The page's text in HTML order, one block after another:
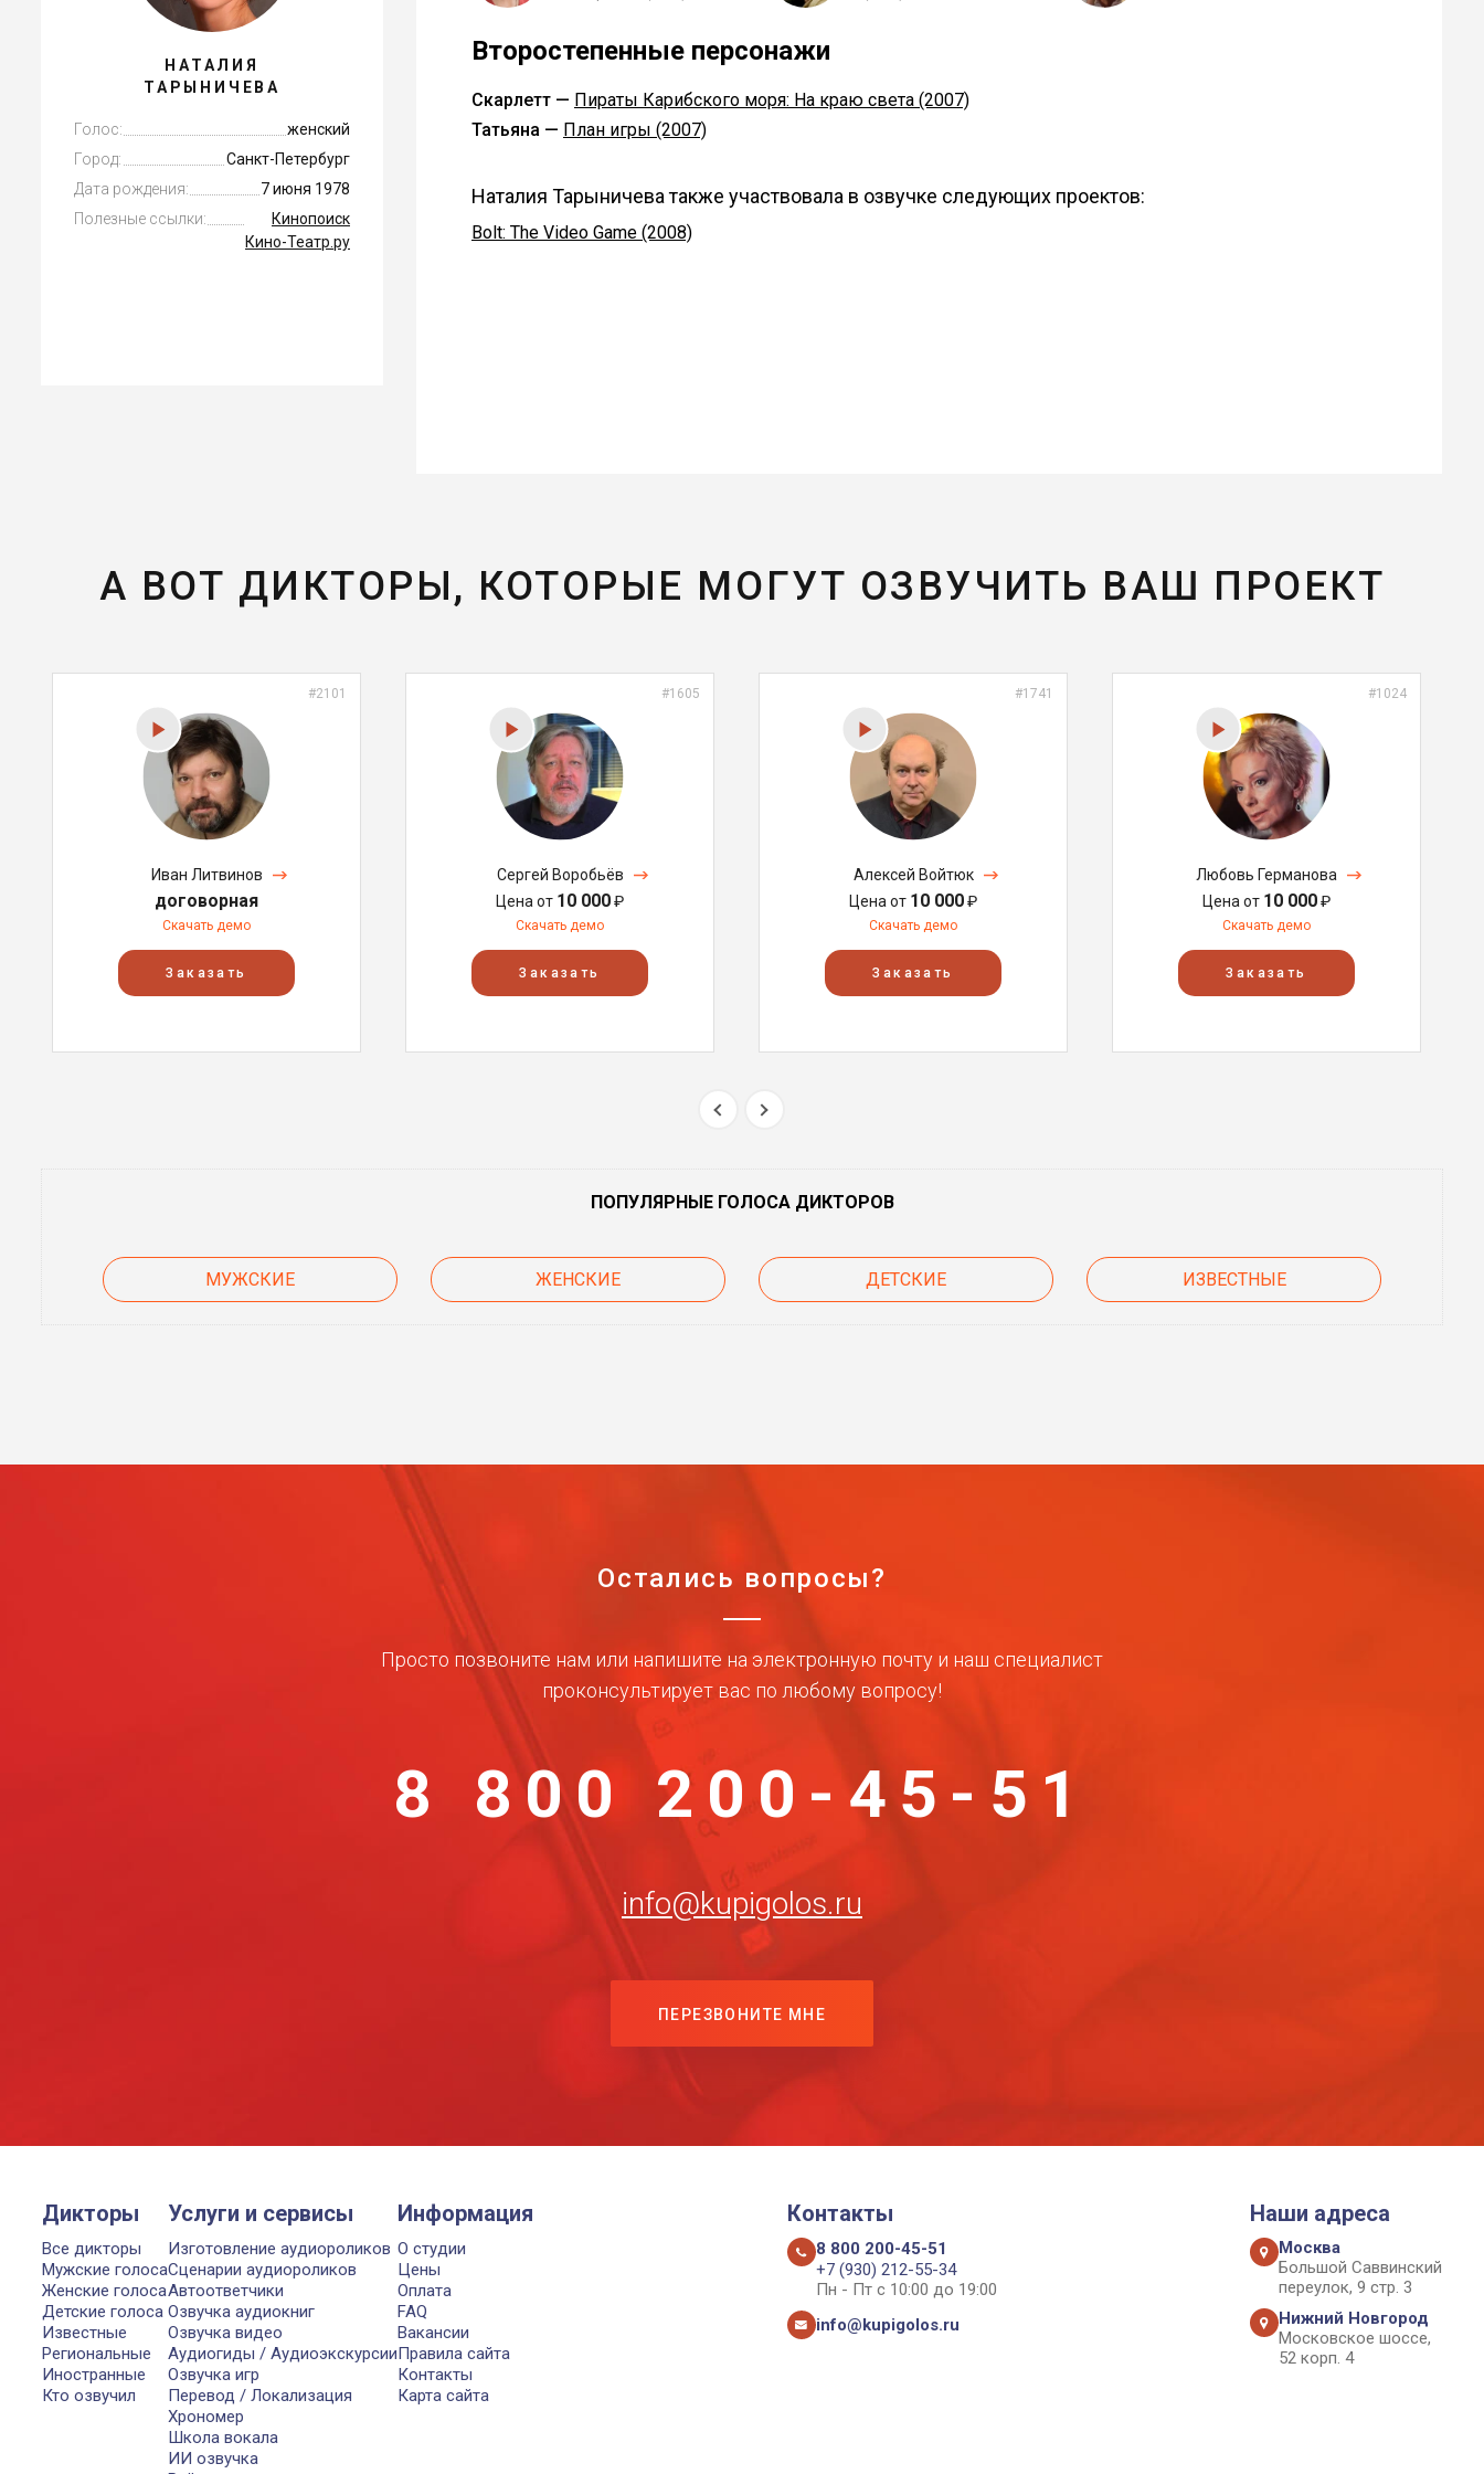
НАТАЛИЯ
ТАРЫНИЧЕВА
Голос:
женский
Город:
Санкт-Петербург
Дата рождения:
7 июня 1978
Полезные ссылки:
Кинопоиск
Кино-Театр.ру
Второстепенные персонажи
Скарлетт — Пираты Карибского моря: На краю света (2007)
Татьяна — План игры (2007)
Наталия Тарыничева также участвовала в озвучке следующих проектов:
Bolt: The Video Game (2008)
А ВОТ ДИКТОРЫ, КОТОРЫЕ МОГУТ ОЗВУЧИТЬ ВАШ ПРОЕКТ
#2101
Иван Литвинов
договорная
Скачать демо
Заказать
#1605
Сергей Воробьёв
Цена от 10 000₽
Скачать демо
Заказать
#1741
Алексей Войтюк
Цена от 10 000₽
Скачать демо
Заказать
#1024
Любовь Германова
Цена от 10 000₽
Скачать демо
Заказать
ПОПУЛЯРНЫЕ ГОЛОСА ДИКТОРОВ
МУЖСКИЕ ЖЕНСКИЕ ДЕТСКИЕ ИЗВЕСТНЫЕ
Остались вопросы?
Просто позвоните нам или напишите на электронную почту и наш специалист
проконсультирует вас по любому вопросу!
8 800 200-45-51
info@kupigolos.ru
ПЕРЕЗВОНИТЕ МНЕ
Дикторы
Все дикторы
Мужские голоса
Женские голоса
Детские голоса
Известные
Региональные
Иностранные
Кто озвучил
Услуги и сервисы
Изготовление аудиороликов
Сценарии аудиороликов
Автоответчики
Озвучка аудиокниг
Озвучка видео
Аудиогиды / Аудиоэкскурсии
Озвучка игр
Перевод / Локализация
Хрономер
Школа вокала
ИИ озвучка
Информация
О студии
Цены
Оплата
FAQ
Вакансии
Правила сайта
Контакты
Карта сайта
Контакты
8 800 200-45-51
+7 (930) 212-55-34
Пн - Пт с 10:00 до 19:00
info@kupigolos.ru
Наши адреса
Москва
Большой Саввинский
переулок, 9 стр. 3
Нижний Новгород
Московское шоссе,
52 корп. 4